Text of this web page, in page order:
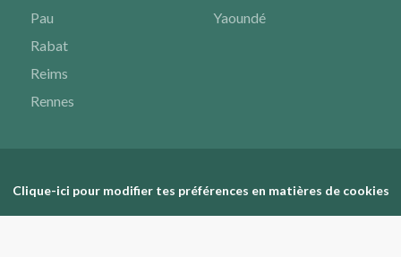
Pau
Rabat
Reims
Rennes
Yaoundé
Clique-ici pour modifier tes préférences en matières de cookies